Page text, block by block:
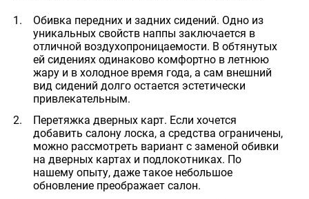
Обивка передних и задних сидений. Одно из
уникальных свойств наппы заключается в
отличной воздухопроницаемости. В обтянутых
ей сидениях одинаково комфортно в летнюю
жару и в холодное время года, а сам внешний
вид сидений долго остается эстетически
привлекательным.
Перетяжка дверных карт. Если хочется
добавить салону лоска, а средства ограничены,
можно рассмотреть вариант с заменой обивки
на дверных картах и подлокотниках. По
нашему опыту, даже такое небольшое
обновление преображает салон.